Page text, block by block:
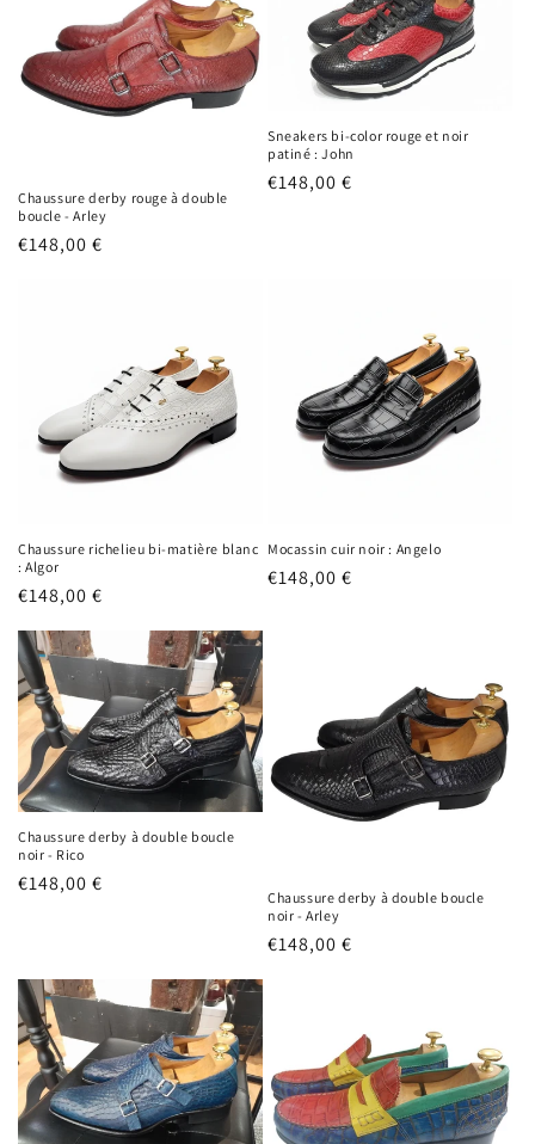
Chaussure derby rouge à double
boucle - Arley
Prix
€148,00 €
Sneakers bi-color rouge et noir
patiné : John
Prix
€148,00 €
Chaussure richelieu bi-matière blanc
: Algor
Prix
habituel
€148,00 €
Mocassin cuir noir : Angelo
Prix
€148,00 €
Chaussure derby à double boucle
noir - Rico
Prix
€148,00 €
Chaussure derby à double boucle
noir - Arley
Prix
€148,00 €